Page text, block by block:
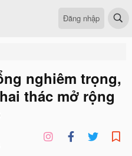
Đăng nhập
nghiêm trọng,
thác mở rộng